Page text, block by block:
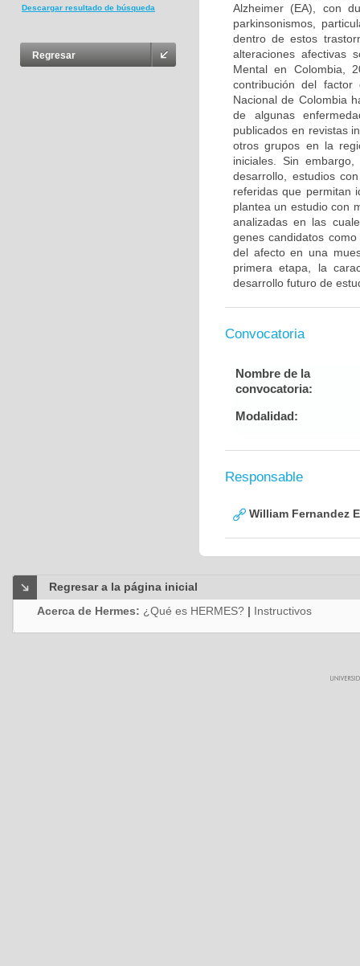
Descargar resultado de búsqueda
Regresar
Alzheimer (EA), con
parkinsonismos,
dentro de estos
alteraciones afectivas
Mental en Colombia,
contribución del
Nacional de Colombia
de algunas
publicados en revistas
otros grupos en la
iniciales. Sin
desarrollo, estudios
referidas que permitan
plantea un estudio con
analizadas en las
genes candidatos
del afecto en una
primera etapa, la
desarrollo futuro de
Convocatoria
Nombre de la
convocatoria:
Modalidad:
Responsable
William Fernandez
Regresar a la página inicial
Acerca de Hermes: ¿Qué es HERMES? | Instructivos